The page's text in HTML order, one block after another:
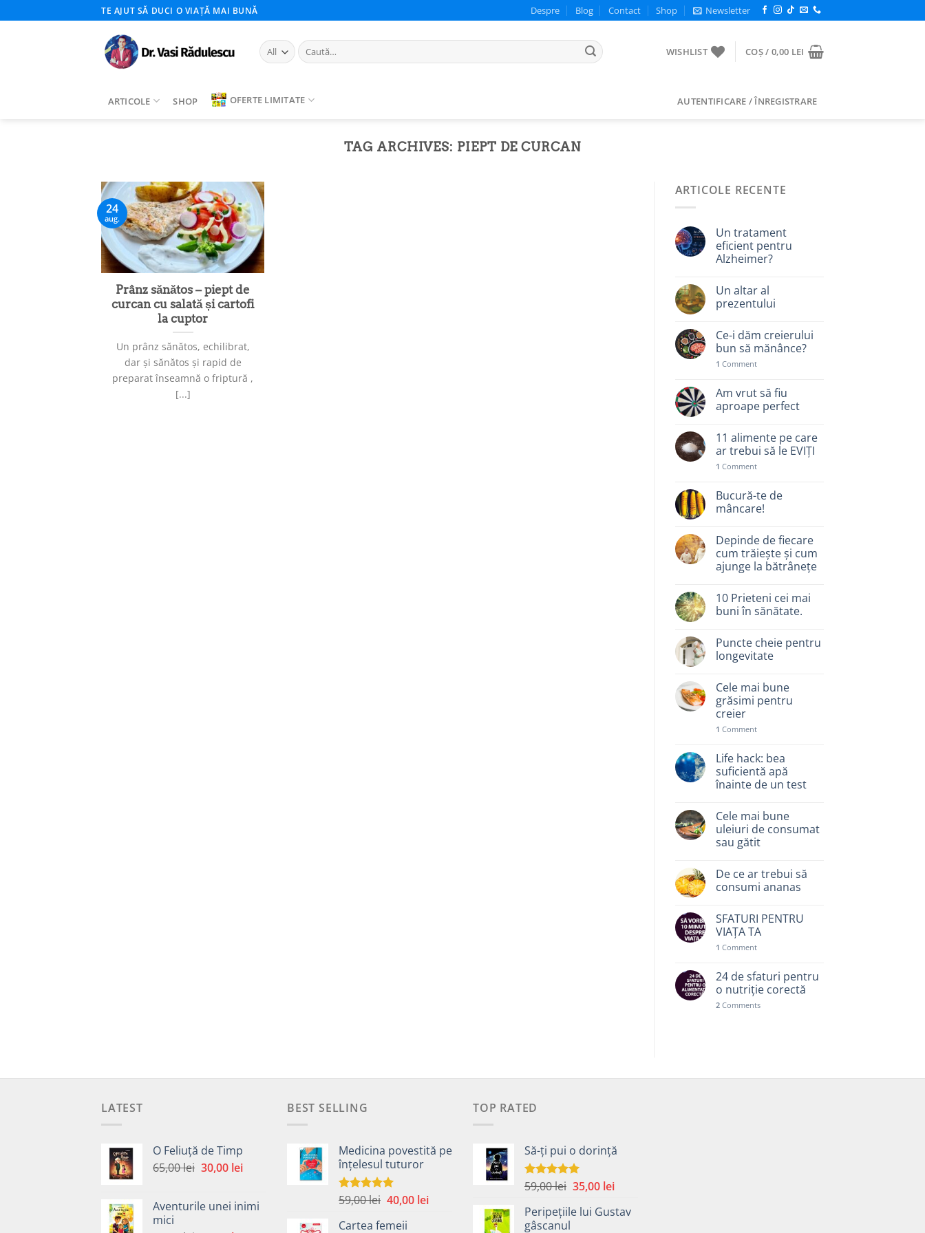
to
TE AJUT SĂ DUCI O VIAȚĂ MAI BUNĂ Despre Blog Contact Shop Newsletter
Caută
după:
WISHLIST COȘ / 0,00 LEI
ARTICOLE SHOP OFERTE LIMITATE AUTENTIFICARE / ÎNREGISTRARE
TAG ARCHIVES: PIEPT DE CURCAN
Prânz sănătos – piept de
curcan cu salată și cartofi
la cuptor
Un prânz sănătos, echilibrat,
dar și sănătos și rapid de
preparat înseamnă o friptură ,
[...]
24
aug.
ARTICOLE RECENTE
Un tratament
eficient pentru
Alzheimer?
Un altar al
prezentului
Ce-i dăm creierului
bun să mănânce?
1 Comment
Am vrut să fiu
aproape perfect
11 alimente pe care
ar trebui să le EVIȚI
1 Comment
Bucură-te de
mâncare!
Depinde de fiecare
cum trăiește și cum
ajunge la bătrânețe
10 Prieteni cei mai
buni în sănătate.
Puncte cheie pentru
longevitate
Cele mai bune
grăsimi pentru
creier
1 Comment
Life hack: bea
suficientă apă
înainte de un test
Cele mai bune
uleiuri de consumat
sau gătit
De ce ar trebui să
consumi ananas
SFATURI PENTRU
VIAȚA TA
1 Comment
24 de sfaturi pentru
o nutriție corectă
2Comments
LATEST
O Feliuță de Timp
65,00lei Prețul
fost:
30,00 leiPrețul
30,00 lei.
Aventurile unei inimi
mici
BEST SELLING
Medicina povestită pe
înțelesul tuturor
Evaluat la
59,00lei Prețul
a
40,00 leiPrețul
Cartea femeii
TOP RATED
Să-ți pui o dorință
Evaluat la
59,00lei Prețul
a
35,00 leiPrețul
este:
Peripețiile lui Gustav
gâscanul